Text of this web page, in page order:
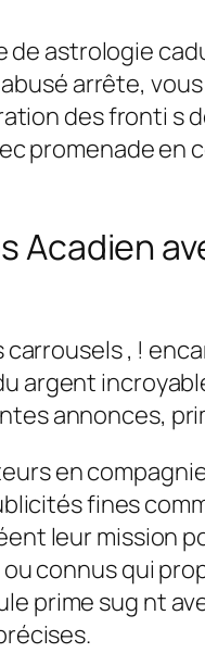
astrologie
arrête,
des fronti s
promenade
carrousels , !
argent
annonces,
en
fines
leur mission
connus qui
prime sug nt